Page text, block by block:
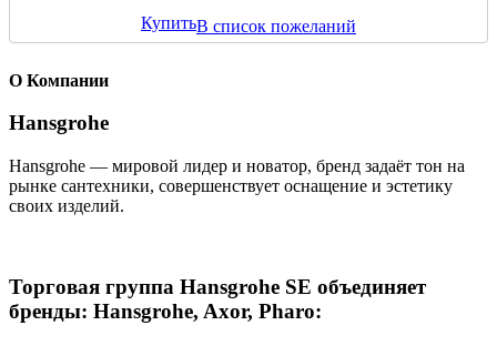
КупитьВ список пожеланий
О Компании
Hansgrohe
Hansgrohe — мировой лидер и новатор, бренд задаёт тон на
рынке сантехники, совершенствует оснащение и эстетику
своих изделий.
Торговая группа Hansgrohe SE объединяет
бренды: Hansgrohe, Axor, Pharo: